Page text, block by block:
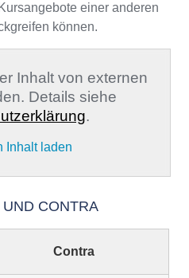
einer anderen
können.
Inhalt von externen
Details siehe
.
Inhalt laden
CONTRA
Contra